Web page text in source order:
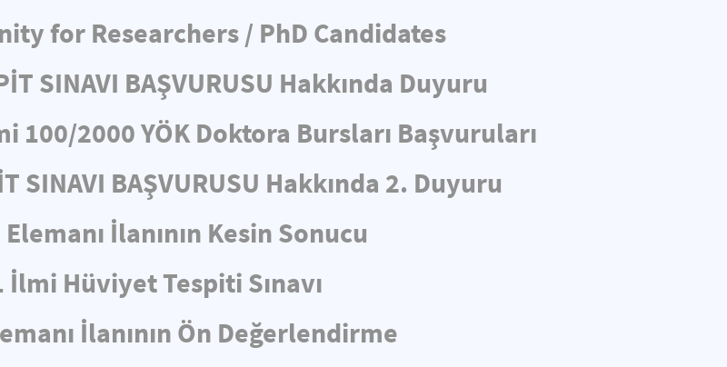
for Researchers / PhD Candidates
SINAVI BAŞVURUSU Hakkında Duyuru
100/2000 YÖK Doktora Bursları Başvuruları
SINAVI BAŞVURUSU Hakkında 2. Duyuru
İlanının Kesin Sonucu
İlmi Hüviyet Tespiti Sınavı
İlanının Ön Değerlendirme